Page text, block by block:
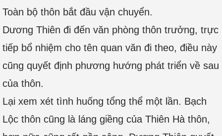
Toàn bộ thôn bắt đầu vận chuyển.
Dương Thiên đi đến văn phòng thôn trưởng, trực
tiếp bổ nhiệm cho tên quan văn đi theo, điều này
cũng quyết định phương hướng phát triển về sau
của thôn.
Lại xem xét tình huống tổng thể một lần. Bạch
Lộc thôn cũng là láng giềng của Thiên Hà thôn,